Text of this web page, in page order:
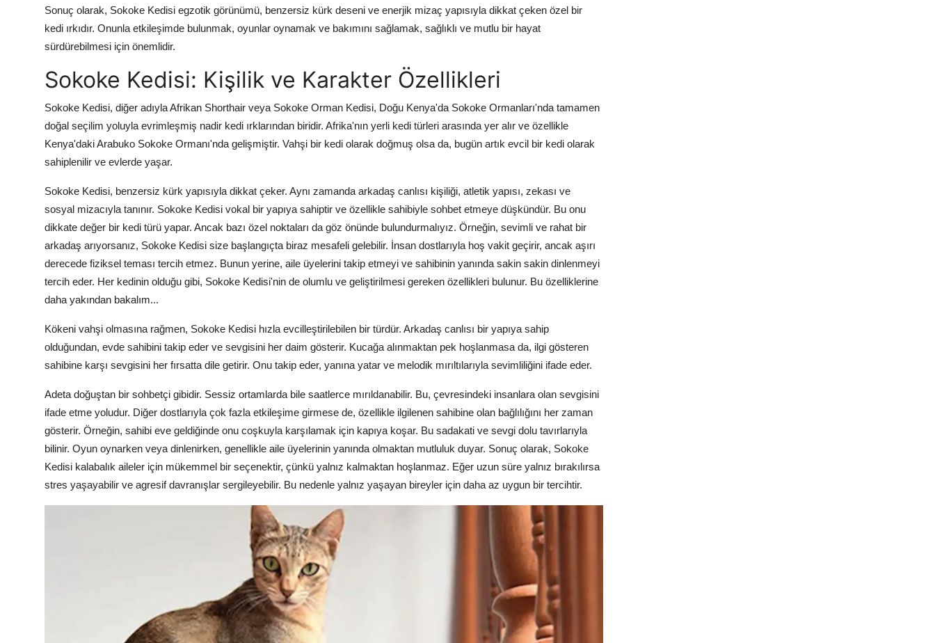
Sonuç olarak, Sokoke Kedisi egzotik görünümü, benzersiz kürk deseni ve enerjik mizaç yapısıyla dikkat çeken özel bir
kedi ırkıdır. Onunla etkileşimde bulunmak, oyunlar oynamak ve bakımını sağlamak, sağlıklı ve mutlu bir hayat
sürdürebilmesi için önemlidir.
Sokoke Kedisi: Kişilik ve Karakter Özellikleri
Sokoke Kedisi, diğer adıyla Afrikan Shorthair veya Sokoke Orman Kedisi, Doğu Kenya'da Sokoke Ormanları'nda tamamen
doğal seçilim yoluyla evrimleşmiş nadir kedi ırklarından biridir. Afrika'nın yerli kedi türleri arasında yer alır ve özellikle
Kenya'daki Arabuko Sokoke Ormanı'nda gelişmiştir. Vahşi bir kedi olarak doğmuş olsa da, bugün artık evcil bir kedi olarak
sahiplenilir ve evlerde yaşar.
Sokoke Kedisi, benzersiz kürk yapısıyla dikkat çeker. Aynı zamanda arkadaş canlısı kişiliği, atletik yapısı, zekası ve
sosyal mizacıyla tanınır. Sokoke Kedisi vokal bir yapıya sahiptir ve özellikle sahibiyle sohbet etmeye düşkündür. Bu onu
dikkate değer bir kedi türü yapar. Ancak bazı özel noktaları da göz önünde bulundurmalıyız. Örneğin, sevimli ve rahat bir
arkadaş arıyorsanız, Sokoke Kedisi size başlangıçta biraz mesafeli gelebilir. İnsan dostlarıyla hoş vakit geçirir, ancak aşırı
derecede fiziksel teması tercih etmez. Bunun yerine, aile üyelerini takip etmeyi ve sahibinin yanında sakin sakin dinlenmeyi
tercih eder. Her kedinin olduğu gibi, Sokoke Kedisi'nin de olumlu ve geliştirilmesi gereken özellikleri bulunur. Bu özelliklerine
daha yakından bakalım...
Kökeni vahşi olmasına rağmen, Sokoke Kedisi hızla evcilleştirilebilen bir türdür. Arkadaş canlısı bir yapıya sahip
olduğundan, evde sahibini takip eder ve sevgisini her daim gösterir. Kucağa alınmaktan pek hoşlanmasa da, ilgi gösteren
sahibine karşı sevgisini her fırsatta dile getirir. Onu takip eder, yanına yatar ve melodik mırıltılarıyla sevimliliğini ifade eder.
Adeta doğuştan bir sohbetçi gibidir. Sessiz ortamlarda bile saatlerce mırıldanabilir. Bu, çevresindeki insanlara olan sevgisini
ifade etme yoludur. Diğer dostlarıyla çok fazla etkileşime girmese de, özellikle ilgilenen sahibine olan bağlılığını her zaman
gösterir. Örneğin, sahibi eve geldiğinde onu coşkuyla karşılamak için kapıya koşar. Bu sadakati ve sevgi dolu tavırlarıyla
bilinir. Oyun oynarken veya dinlenirken, genellikle aile üyelerinin yanında olmaktan mutluluk duyar. Sonuç olarak, Sokoke
Kedisi kalabalık aileler için mükemmel bir seçenektir, çünkü yalnız kalmaktan hoşlanmaz. Eğer uzun süre yalnız bırakılırsa
stres yaşayabilir ve agresif davranışlar sergileyebilir. Bu nedenle yalnız yaşayan bireyler için daha az uygun bir tercihtir.